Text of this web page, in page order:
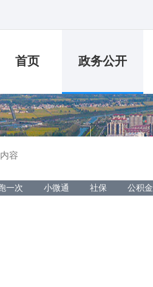
首页 政务公开
一次 小微通 社保 公积金